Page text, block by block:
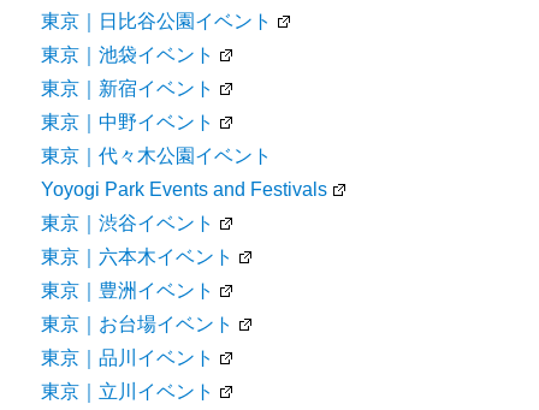
東京｜日比谷公園イベント
東京｜池袋イベント
東京｜新宿イベント
東京｜中野イベント
東京｜代々木公園イベント
Yoyogi Park Events and Festivals
東京｜渋谷イベント
東京｜六本木イベント
東京｜豊洲イベント
東京｜お台場イベント
東京｜品川イベント
東京｜立川イベント